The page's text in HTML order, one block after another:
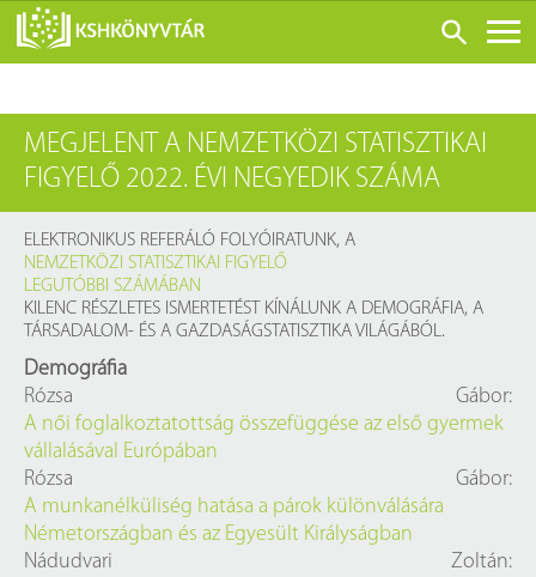
RÓLUNK
LÁTOGATÁS ELŐTT
SZOLGÁLTATÁSOK
KONFERENCIÁK
ADATBÁZISOK
BLOG
KIADVÁNYOK
MEGJELENT A NEMZETKÖZI STATISZTIKAI
FIGYELŐ 2022. ÉVI NEGYEDIK SZÁMA
ELEKTRONIKUS REFERÁLÓ FOLYÓIRATUNK, A
NEMZETKÖZI STATISZTIKAI FIGYELŐ
LEGUTÓBBI SZÁMÁBAN
KILENC RÉSZLETES ISMERTETÉST KÍNÁLUNK A DEMOGRÁFIA, A
TÁRSADALOM- ÉS A GAZDASÁGSTATISZTIKA VILÁGÁBÓL.
Demográfia
Rózsa Gábor:
A női foglalkoztatottság összefüggése az első gyermek
vállalásával Európában
Rózsa Gábor:
A munkanélküliség hatása a párok különválására
Németországban és az Egyesült Királyságban
Nádudvari Zoltán: